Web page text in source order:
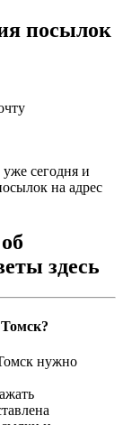
посылок
сегодня и
на адрес
здесь
нужно